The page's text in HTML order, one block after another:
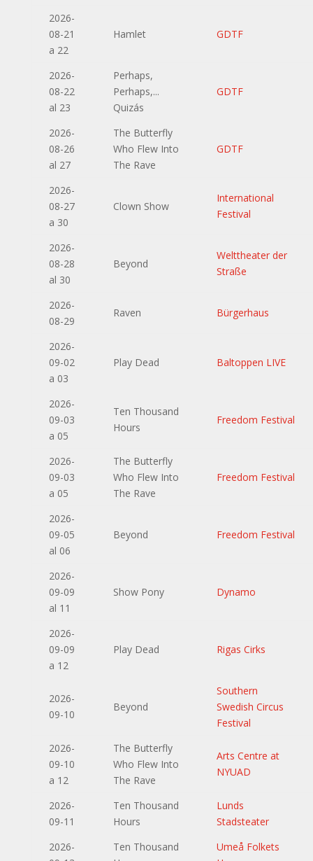
2026-
08-21
a 22
Hamlet GDTF
2026-
08-22
al 23
Perhaps,
Perhaps,...
Quizás
GDTF
2026-
08-26
al 27
The Butterfly
Who Flew Into
The Rave
GDTF
2026-
08-27
a 30
Clown Show
International
Festival
2026-
08-28
al 30
Beyond
Welttheater der
Straße
2026-
08-29
Raven Bürgerhaus
2026-
09-02
a 03
Play Dead Baltoppen LIVE
2026-
09-03
a 05
Ten Thousand
Hours
Freedom Festival
2026-
09-03
a 05
The Butterfly
Who Flew Into
The Rave
Freedom Festival
2026-
09-05
al 06
Beyond Freedom Festival
2026-
09-09
al 11
Show Pony Dynamo
2026-
09-09
a 12
Play Dead Rigas Cirks
2026-
09-10
Beyond
Southern
Swedish Circus
Festival
2026-
09-10
a 12
The Butterfly
Who Flew Into
The Rave
Arts Centre at
NYUAD
2026-
09-11
Ten Thousand
Hours
Lunds
Stadsteater
2026-
Ten Thousand
Umeå Folkets